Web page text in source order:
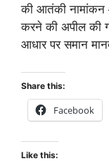
की आतंकी नामांकन
करने की अपील की
आधार पर समान
Share this:
Facebook
Like this: